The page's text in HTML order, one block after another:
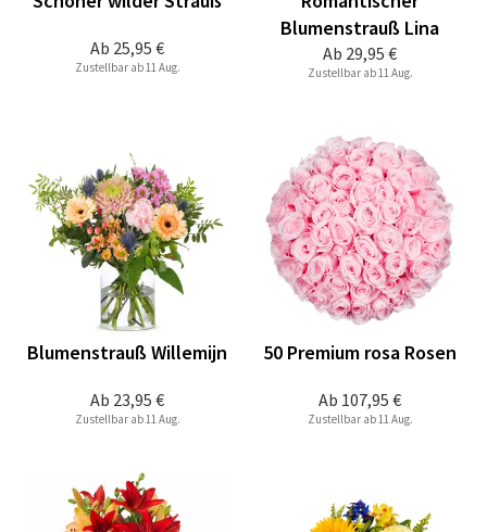
Ab 25,95 €
Zustellbar ab 11 Aug.
Ab 29,95 €
Blumenstrauß Lina
Zustellbar ab 11 Aug.
Ab 23,95 €
Blumenstrauß Willemijn
Zustellbar ab 11 Aug.
Ab 107,95 €
50 Premium rosa Rosen
Zustellbar ab 11 Aug.